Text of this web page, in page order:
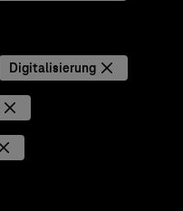
Digitalisierung